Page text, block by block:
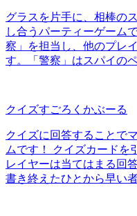
グラスを片手に、相棒の
し合うパーティーゲーム
察」を担当し、他のプレ
す。「警察」はスパイの
クイズすごろくかぶーる
クイズに回答することで
ムです！ クイズカードを
レイヤーは当てはまる回
書き終えたひとから早い